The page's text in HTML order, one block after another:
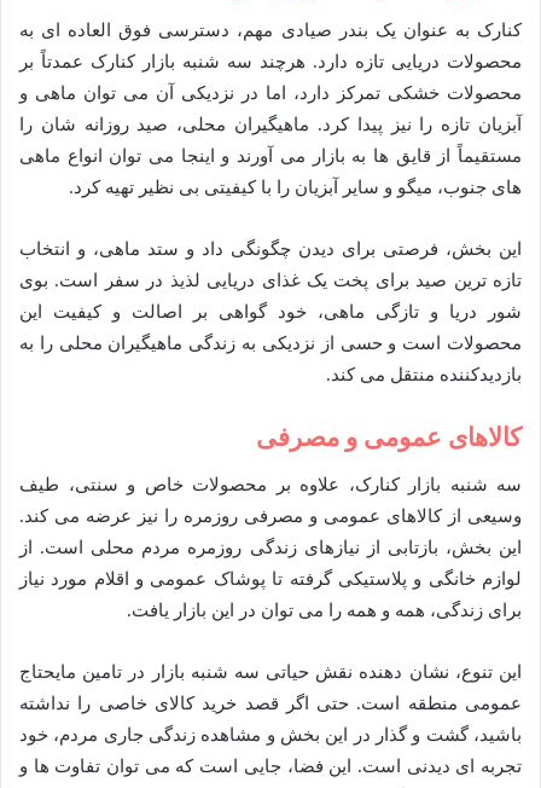
کنارک به عنوان یک بندر صیادی مهم، دسترسی فوق العاده ای به
محصولات دریایی تازه دارد. هرچند سه شنبه بازار کنارک عمدتاً بر
محصولات خشکی تمرکز دارد، اما در نزدیکی آن می توان ماهی و
آبزیان تازه را نیز پیدا کرد. ماهیگیران محلی، صید روزانه شان را
مستقیماً از قایق ها به بازار می آورند و اینجا می توان انواع ماهی
های جنوب، میگو و سایر آبزیان را با کیفیتی بی نظیر تهیه کرد.
این بخش، فرصتی برای دیدن چگونگی داد و ستد ماهی، و انتخاب
تازه ترین صید برای پخت یک غذای دریایی لذیذ در سفر است. بوی
شور دریا و تازگی ماهی، خود گواهی بر اصالت و کیفیت این
محصولات است و حسی از نزدیکی به زندگی ماهیگیران محلی را به
بازدیدکننده منتقل می کند.
کالاهای عمومی و مصرفی
سه شنبه بازار کنارک، علاوه بر محصولات خاص و سنتی، طیف
وسیعی از کالاهای عمومی و مصرفی روزمره را نیز عرضه می کند.
این بخش، بازتابی از نیازهای زندگی روزمره مردم محلی است. از
لوازم خانگی و پلاستیکی گرفته تا پوشاک عمومی و اقلام مورد نیاز
برای زندگی، همه و همه را می توان در این بازار یافت.
این تنوع، نشان دهنده نقش حیاتی سه شنبه بازار در تامین مایحتاج
عمومی منطقه است. حتی اگر قصد خرید کالای خاصی را نداشته
باشید، گشت و گذار در این بخش و مشاهده زندگی جاری مردم، خود
تجربه ای دیدنی است. این فضا، جایی است که می توان تفاوت ها و